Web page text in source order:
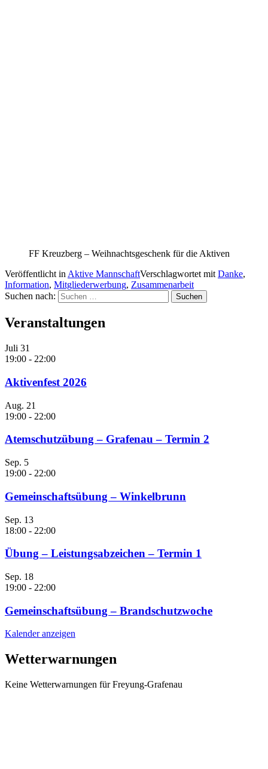
FF Kreuzberg – Weihnachtsgeschenk für die Aktiven
Veröffentlicht inAktive MannschaftVerschlagwortet mitDanke,
Information, Mitgliederwerbung, Zusammenarbeit
Suchen nach:
Veranstaltungen
Juli 31
19:00 - 22:00
Aktivenfest 2026
Aug. 21
19:00 - 22:00
Atemschutzübung – Grafenau – Termin 2
Sep. 5
19:00 - 22:00
Gemeinschaftsübung – Winkelbrunn
Sep. 13
18:00 - 22:00
Übung – Leistungsabzeichen – Termin 1
Sep. 18
19:00 - 22:00
Gemeinschaftsübung – Brandschutzwoche
Kalender anzeigen
Wetterwarnungen
Keine Wetterwarnungen für Freyung-Grafenau